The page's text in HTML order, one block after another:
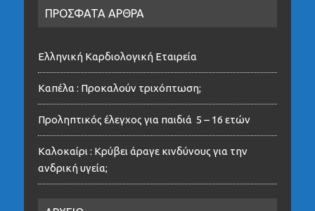
ΠΡΟΣΦΑΤΑ ΑΡΘΡΑ
Ελληνική Καρδιολογική Εταιρεία
Καπέλα : Προκαλούν τριχόπτωση;
Προληπτικός έλεγχος για παιδιά 5 – 16 ετών
Καλοκαίρι : Κρύβει άραγε κινδύνους για την
ανδρική υγεία;